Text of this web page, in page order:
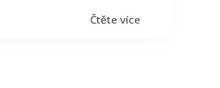
Čtěte více